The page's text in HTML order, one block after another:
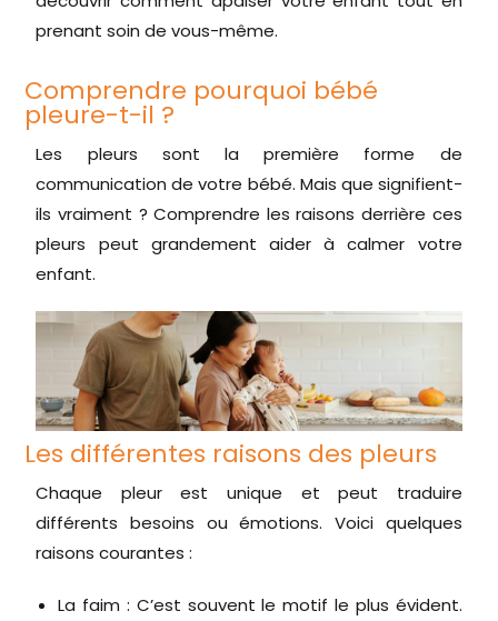
prenant soin de vous-même.
Comprendre pourquoi bébé
pleure-t-il ?
Les pleurs sont la première forme de
communication de votre bébé. Mais que signifient-
ils vraiment ? Comprendre les raisons derrière ces
pleurs peut grandement aider à calmer votre
enfant.
Les différentes raisons des pleurs
Chaque pleur est unique et peut traduire
différents besoins ou émotions. Voici quelques
raisons courantes :
La faim : C’est souvent le motif le plus évident.